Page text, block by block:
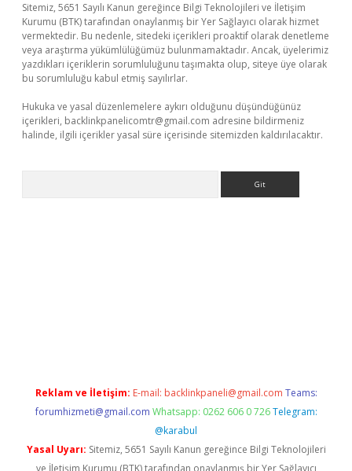
Sitemiz, 5651 Sayılı Kanun gereğince Bilgi Teknolojileri ve İletişim
Kurumu (BTK) tarafından onaylanmış bir Yer Sağlayıcı olarak hizmet
vermektedir. Bu nedenle, sitedeki içerikleri proaktif olarak denetleme
veya araştırma yükümlülüğümüz bulunmamaktadır. Ancak, üyelerimiz
yazdıkları içeriklerin sorumluluğunu taşımakta olup, siteye üye olarak
bu sorumluluğu kabul etmiş sayılırlar.
Hukuka ve yasal düzenlemelere aykırı olduğunu düşündüğünüz
içerikleri, backlinkpanelicomtr@gmail.com adresine bildirmeniz
halinde, ilgili içerikler yasal süre içerisinde sitemizden kaldırılacaktır.
Reklam ve İletişim: E-mail: backlinkpaneli@gmail.com Teams:
forumhizmeti@gmail.com Whatsapp: 0262 606 0 726 Telegram:
@karabul
Yasal Uyarı: Sitemiz, 5651 Sayılı Kanun gereğince Bilgi Teknolojileri
ve İletişim Kurumu (BTK) tarafından onaylanmış bir Yer Sağlayıcı